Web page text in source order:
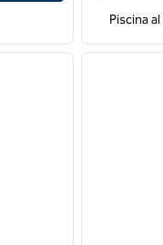
Piscina
siguiente imagen
1 de 11